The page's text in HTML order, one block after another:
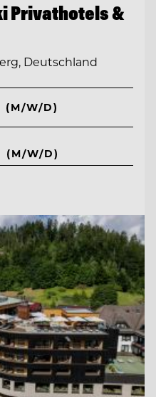
Privathotels &
Deutschland
(M/W/D)
(M/W/D)